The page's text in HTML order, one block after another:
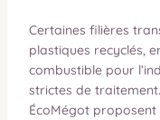
Certaines filières
plastiques recyclés,
combustible pour
strictes de
ÉcoMégot proposent